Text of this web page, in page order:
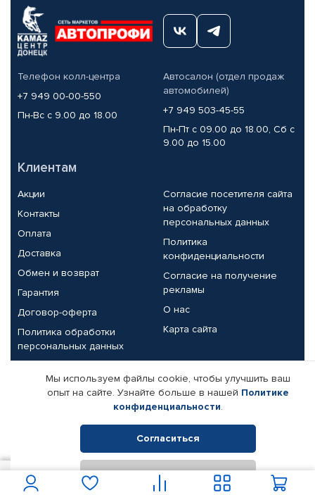
Телефон колл-центра
+7 949 00-00-550
Пн-Вс с 9.00 до 18.00
Автосалон (отдел продаж
автомобилей)
+7 949 503-45-55
Пн-Пт с 09.00 до 18.00, Сб с
9.00 до 15.00
Клиентам
Акции
Контакты
Оплата
Доставка
Обмен и возврат
Гарантия
Договор-оферта
Политика обработки
персональных данных
Согласие посетителя сайта
на обработку
персональных данных
Политика
конфиденциальности
Согласие на получение
рекламы
О нас
Карта сайта
Партнерам
Корпоративным клиентам
Поставщикам
Реквизиты компании
© КАМАЗ ЦЕНТР ДОНЕЦК, 2015-2026. Все права защищены.
Интернет-магазин автомобильных товаров Автопрофи.
Мы используем файлы cookie, чтобы улучшить ваш
опыт на сайте. Узнайте больше в нашей Политике
конфиденциальности.
Согласиться
Отклонить
В корзину